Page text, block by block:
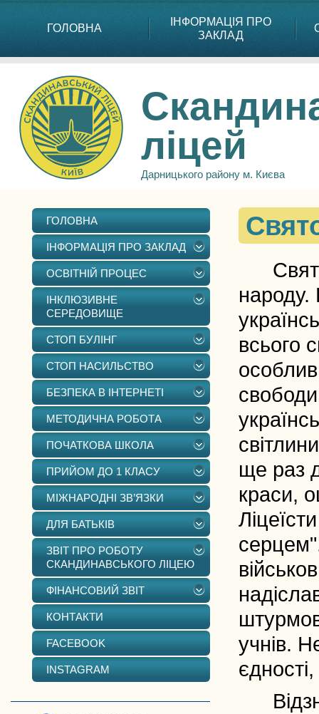
ГОЛОВНА
ІНФОРМАЦІЯ ПРО
ЗАКЛАД
ліцей
Дарницького району м. Києва
ГОЛОВНА
ІНФОРМАЦІЯ ПРО ЗАКЛАД
ОСВІТНІЙ ПРОЦЕС
ІНКЛЮЗИВНЕ
СЕРЕДОВИЩЕ
СТОП БУЛІНГ
СТОП НАСИЛЬСТВО
БЕЗПЕКА В ІНТЕРНЕТІ
МЕТОДИЧНА РОБОТА
ПОЧАТКОВА ШКОЛА
ПРИЙОМ ДО 1 КЛАСУ
МІЖНАРОДНІ ЗВ’ЯЗКИ
ДЛЯ БАТЬКІВ
ЗВІТ ПРО РОБОТУ
СКАНДИНАВСЬКОГО ЛІЦЕЮ
ФІНАНСОВИЙ ЗВІТ
КОНТАКТИ
FACEBOOK
INSTAGRAM
Свято
народу.
всього
ще раз
краси,
учнів.